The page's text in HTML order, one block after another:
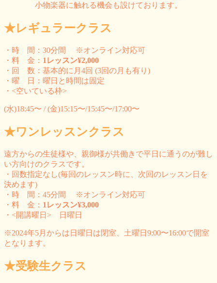
小物楽器に触れる機会も設けております。
★レギュラークラス
・時 間：30分間 ※オンライン対応可
・料 金： 1レッスン¥2,000
・回 数：基本的に月4回 (3回の月も有り)
・曜 日：曜日と時間は固定
・<空いている枠>
(水)18:45〜 / (金)15:15〜/15:45〜/17:00〜
★ワンレッスンクラス
遠方からの生徒様や、親御様が共働きで平日に通うのが難し
い方向けのクラスです。
・回数指定なし(毎回のレッスン時に、次回のレッスン日を
決めます)
・時 間：45分間 ※オンライン対応可
・料 金： 1レッスン¥3,000
・<開講曜日> 日曜日
※2024年5月からは日曜日は閉室、土曜日9:00〜16:00で開室
となります。
★受験生クラス